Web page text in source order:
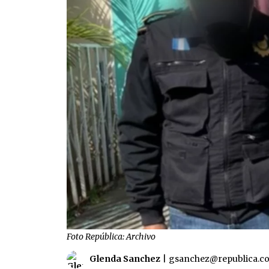
Foto República: Archivo
Glenda Sanchez